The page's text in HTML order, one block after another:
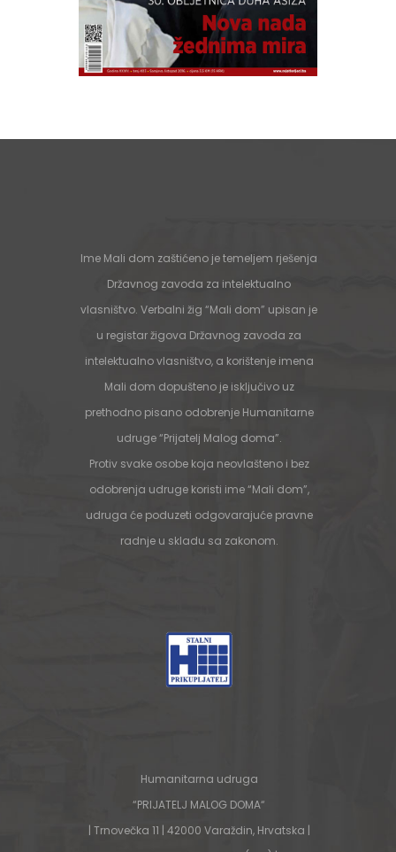
Ime Mali dom zaštićeno je temeljem rješenja
Državnog zavoda za intelektualno
vlasništvo. Verbalni žig “Mali dom” upisan je
u registar žigova Državnog zavoda za
intelektualno vlasništvo, a korištenje imena
Mali dom dopušteno je isključivo uz
prethodno pisano odobrenje Humanitarne
udruge “Prijatelj Malog doma”.
Protiv svake osobe koja neovlašteno i bez
odobrenja udruge koristi ime “Mali dom”,
udruga će poduzeti odgovarajuće pravne
radnje u skladu sa zakonom.
Humanitarna udruga
“PRIJATELJ MALOG DOMA“
| Trnovečka 11 | 42000 Varaždin, Hrvatska |